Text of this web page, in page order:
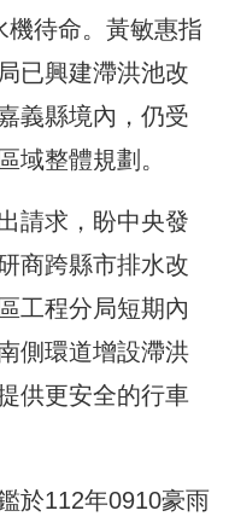
機待命。黃敏惠指
已興建滯洪池改
義縣境內，仍受
域整體規劃。
請求，盼中央發
商跨縣市排水改
工程分局短期內
側環道增設滯洪
供更安全的行車
於112年0910豪雨